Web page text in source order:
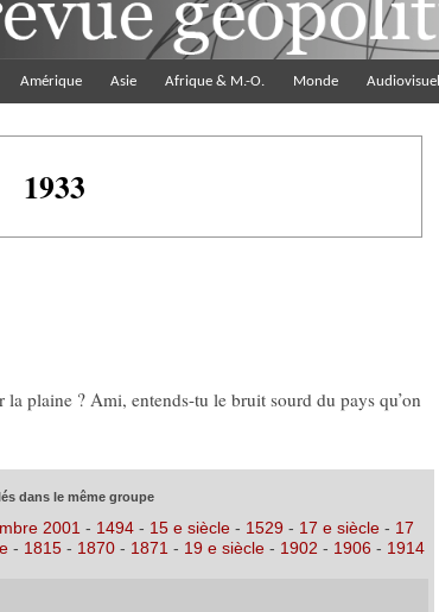
Amérique Asie Afrique & M.-O. Monde Audiovisuel
1933
plaine ? Ami, entends-tu le bruit sourd du pays qu’on
dans le même groupe
2001 - 1494- 15 e siècle - 1529- 17 e siècle- 17
- 1815- 1870- 1871 - 19 e siècle- 1902 - 1906 - 1914